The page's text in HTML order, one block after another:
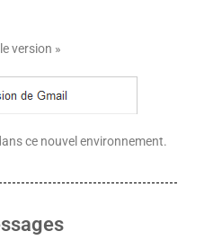
version »
ce nouvel environnement.